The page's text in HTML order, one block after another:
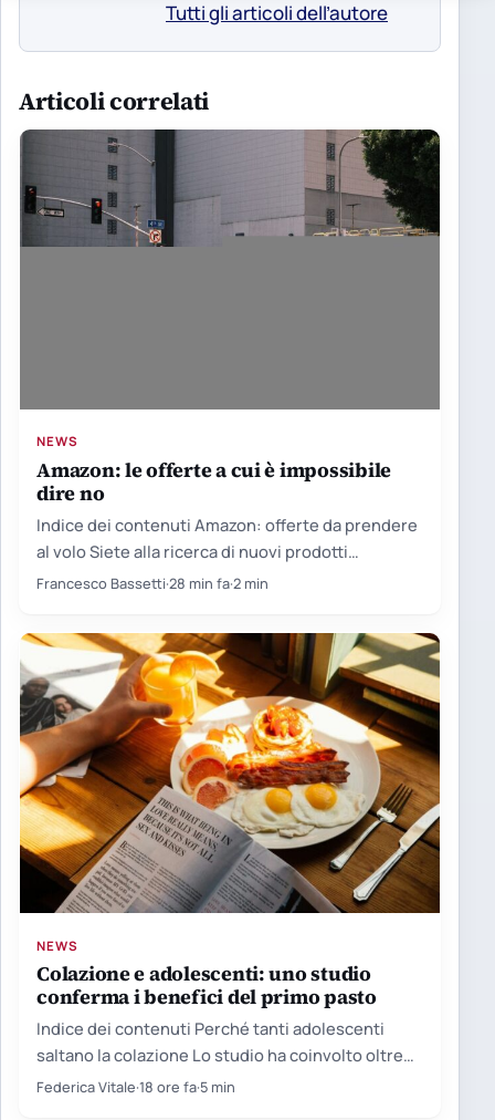
Tutti gli articoli dell’autore
Articoli correlati
NEWS
Amazon: le offerte a cui è impossibile
dire no
Indice dei contenuti Amazon: offerte da prendere
al volo Siete alla ricerca di nuovi prodotti
tecnologici, ma non…
Francesco Bassetti·28 min fa·2 min
NEWS
Colazione e adolescenti: uno studio
conferma i benefici del primo pasto
Indice dei contenuti Perché tanti adolescenti
saltano la colazione Lo studio ha coinvolto oltre
cento giovani Le proteine…
Federica Vitale·18 ore fa·5 min